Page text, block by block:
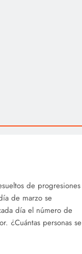
de progresiones
de marzo se
día el número de
¿Cuántas personas se